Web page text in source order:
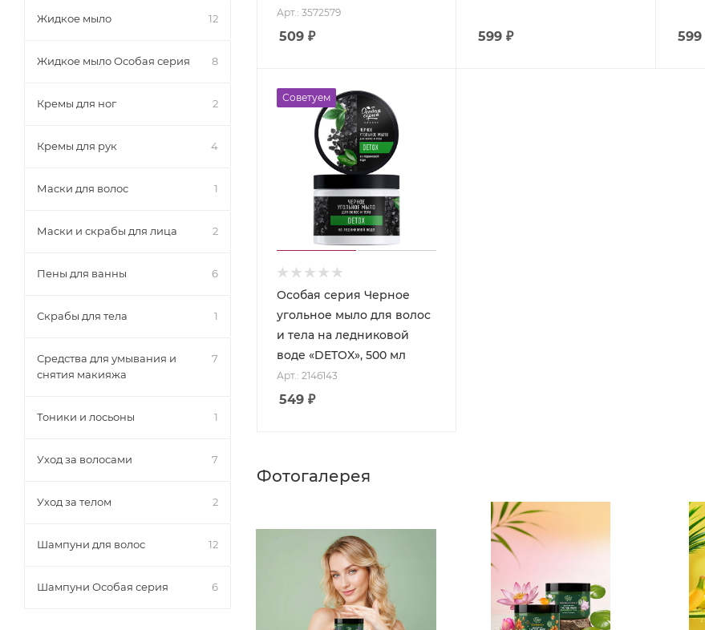
Арт.: 3572579
509 ₽ 599 ₽ 599
Советуем
Особая серия Черное
угольное мыло для волос
и тела на ледниковой
воде «DETOX», 500 мл
Арт.: 2146143
549 ₽
Фотогалерея
Жидкое мыло 12
Жидкое мыло Особая серия 8
Кремы для ног 2
Кремы для рук 4
Маски для волос 1
Маски и скрабы для лица 2
Пены для ванны 6
Скрабы для тела 1
Средства для умывания и
снятия макияжа
7
Тоники и лосьоны 1
Уход за волосами 7
Уход за телом 2
Шампуни для волос 12
Шампуни Особая серия 6